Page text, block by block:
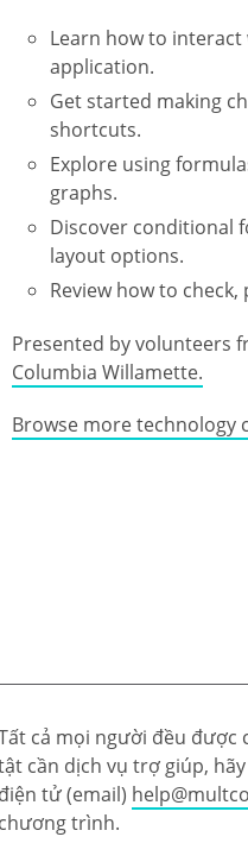
Learn how to
application.
Get started making
shortcuts.
Explore using
graphs.
Discover conditional
layout options.
Review how to
Presented by volunteers
Columbia Willamette.
Browse more technology
cả mọi người đều
cần dịch vụ trợ giúp,
tử (email)
trình.